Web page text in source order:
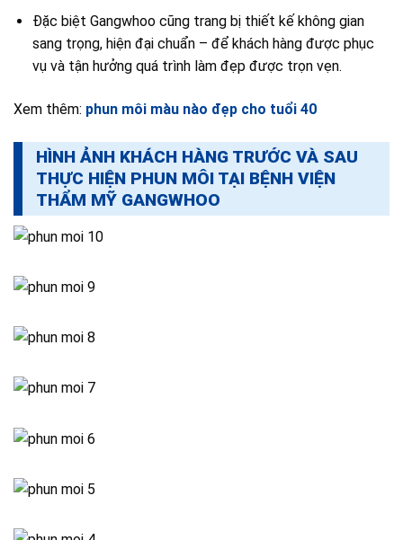
Đặc biệt Gangwhoo cũng trang bị thiết kế không gian
sang trọng, hiện đại chuẩn – để khách hàng được phục
vụ và tận hưởng quá trình làm đẹp được trọn vẹn.
Xem thêm: phun môi màu nào đẹp cho tuổi 40
HÌNH ẢNH KHÁCH HÀNG TRƯỚC VÀ SAU
THỰC HIỆN PHUN MÔI TẠI BỆNH VIỆN
THẨM MỸ GANGWHOO